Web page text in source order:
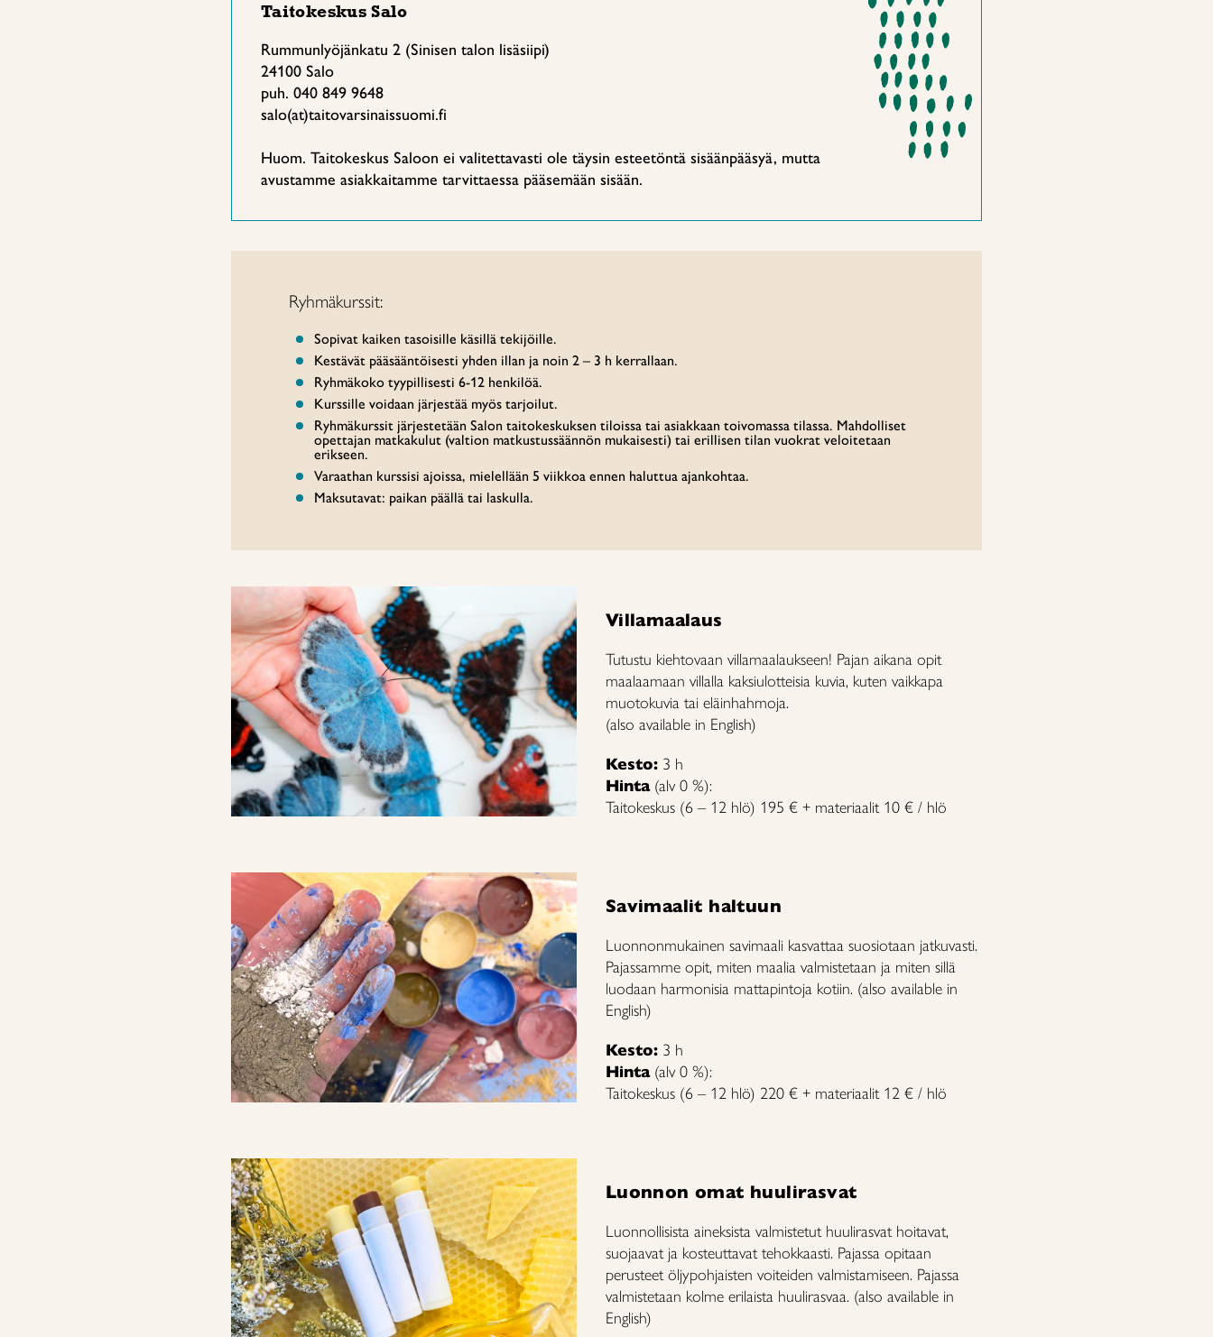
Taitokeskus Salo
Rummunlyöjänkatu 2 (Sinisen talon lisäsiipi)
24100 Salo
puh. 040 849 9648
salo(at)taitovarsinaissuomi.fi
Huom. Taitokeskus Saloon ei valitettavasti ole täysin esteetöntä sisäänpääsyä, mutta
avustamme asiakkaitamme tarvittaessa pääsemään sisään.
Ryhmäkurssit:
Sopivat kaiken tasoisille käsillä tekijöille.
Kestävät pääsääntöisesti yhden illan ja noin 2 – 3 h kerrallaan.
Ryhmäkoko tyypillisesti 6-12 henkilöä.
Kurssille voidaan järjestää myös tarjoilut.
Ryhmäkurssit järjestetään Salon taitokeskuksen tiloissa tai asiakkaan toivomassa tilassa. Mahdolliset
opettajan matkakulut (valtion matkustussäännön mukaisesti) tai erillisen tilan vuokrat veloitetaan
erikseen.
Varaathan kurssisi ajoissa, mielellään 5 viikkoa ennen haluttua ajankohtaa.
Maksutavat: paikan päällä tai laskulla.
Villamaalaus
Tutustu kiehtovaan villamaalaukseen! Pajan aikana opit
maalaamaan villalla kaksiulotteisia kuvia, kuten vaikkapa
muotokuvia tai eläinhahmoja.
(also available in English)
Kesto:3 h
Hinta(alv 0 %):
Taitokeskus (6 – 12 hlö) 195 € + materiaalit 10 € / hlö
Savimaalit haltuun
Luonnonmukainen savimaali kasvattaa suosiotaan jatkuvasti.
Pajassamme opit, miten maalia valmistetaan ja miten sillä
luodaan harmonisia mattapintoja kotiin. (also available in
English)
Kesto: 3 h
Hinta(alv 0 %):
Taitokeskus (6 – 12 hlö) 220 € + materiaalit 12 € / hlö
Luonnon omat huulirasvat
Luonnollisista aineksista valmistetut huulirasvat hoitavat,
suojaavat ja kosteuttavat tehokkaasti. Pajassa opitaan
perusteet öljypohjaisten voiteiden valmistamiseen. Pajassa
valmistetaan kolme erilaista huulirasvaa. (also available in
English)